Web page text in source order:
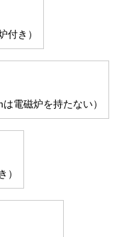
付き）
電磁炉を持たない）
）